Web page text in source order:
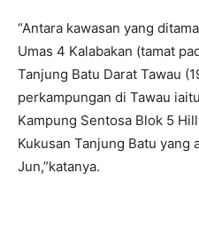
“Antara kawasan yang
Umas 4 Kalabakan (tamat
Tanjung Batu Darat Tawau
perkampungan di Tawau
Kampung Sentosa Blok 5
Kukusan Tanjung Batu yang
Jun,”katanya.